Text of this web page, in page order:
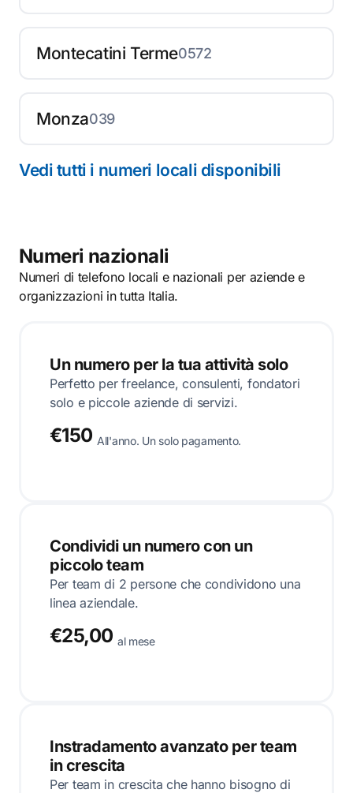
Montecatini Terme0572
Monza039
Vedi tutti i numeri locali disponibili
Numeri nazionali
Numeri di telefono locali e nazionali per aziende e
organizzazioni in tutta Italia.
Un numero per la tua attività solo
Perfetto per freelance, consulenti, fondatori
solo e piccole aziende di servizi.
€150 All'anno. Un solo pagamento.
Condividi un numero con un
piccolo team
Per team di 2 persone che condividono una
linea aziendale.
€25,00 al mese
Instradamento avanzato per team
in crescita
Per team in crescita che hanno bisogno di